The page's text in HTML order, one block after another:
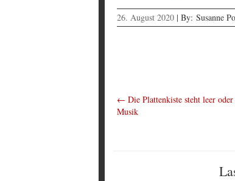
26. August 2020 | By: Susanne
← Die Plattenkiste steht leer
Musik